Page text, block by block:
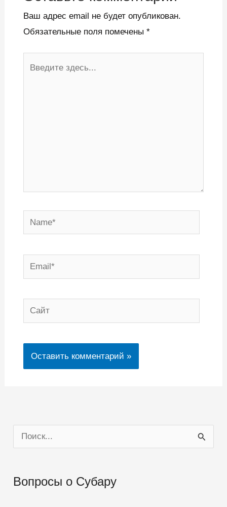
Ваш адрес email не будет опубликован.
Обязательные поля помечены *
Name*
Email*
Сайт
о
с
Вопросы о Субару